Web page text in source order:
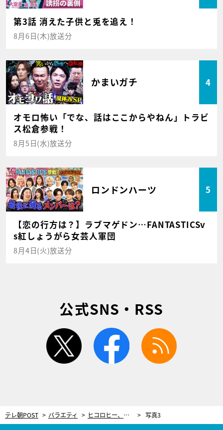
第3話 消えた子供と兎を追え！
8月6日(木)放送分
かまいガチ 4
オモロ怖い「でな、話はここからやねん」トラビ
ス松倉参戦！
8月5日(水)放送分
ロンドンハーツ 5
【恋の行方は？】ラブマゲドン…FANTASTICSv
s紅しょうがら女芸人軍団
8月4日(火)放送分
公式SNS・RSS
twitter facebook
テレ朝POST バラエティ ヒコロヒー、先輩芸人に強烈ダメ出し！「何日和ってんですか！」内P収録の控室で… 写真3